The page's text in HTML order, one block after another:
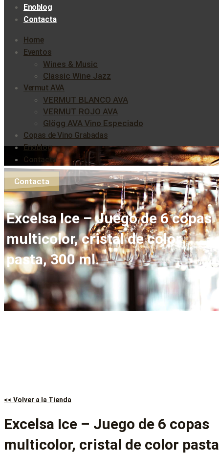
Enoblog
Contacta
Home
Eventos
Wines & Music
Classic Wine Jazz
Vermut AVA
VERMUT BLANCO AVA
VERMUT ROJO AVA
Glögg AVA Vino Especiado
Copas de Vino Grabadas
Enoblog
Contacta
Contacta
Excelsa Ice – Juego de 6 copas
multicolor, cristal de color
pasta, 300 ml.
<< Volver a la Tienda
Excelsa Ice – Juego de 6 copas
multicolor, cristal de color